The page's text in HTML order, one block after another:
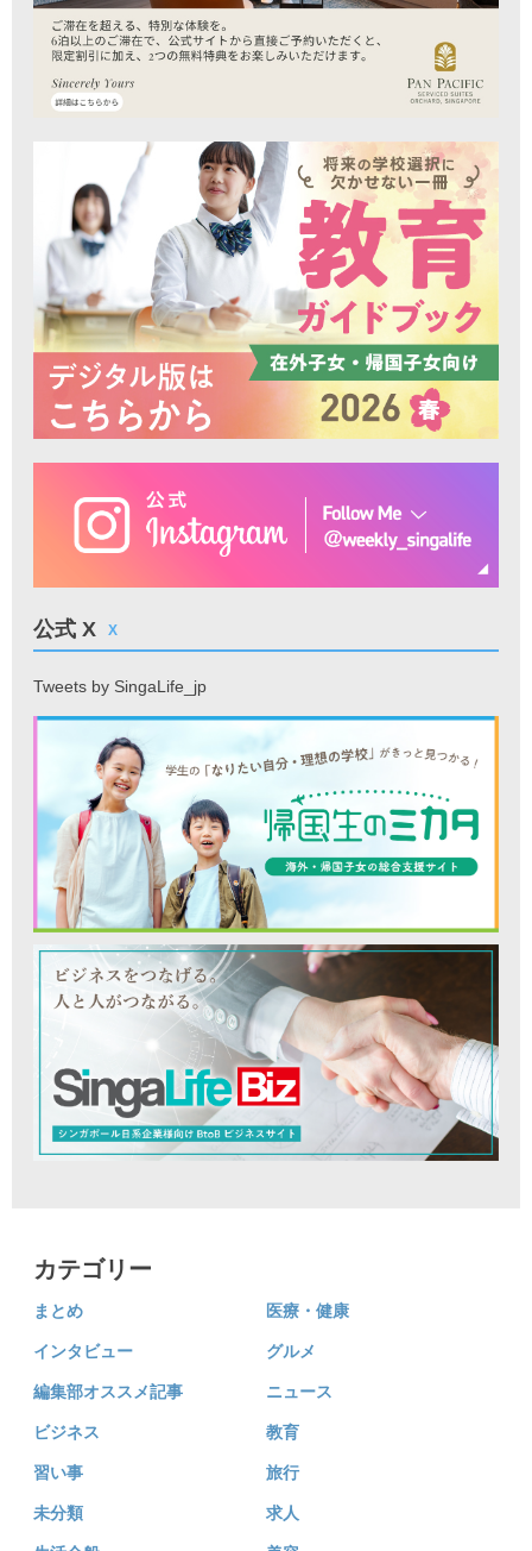
公式 X X
Tweets by SingaLife_jp
カテゴリー
まとめ 医療・健康
インタビュー グルメ
編集部オススメ記事 ニュース
ビジネス 教育
習い事 旅行
未分類 求人